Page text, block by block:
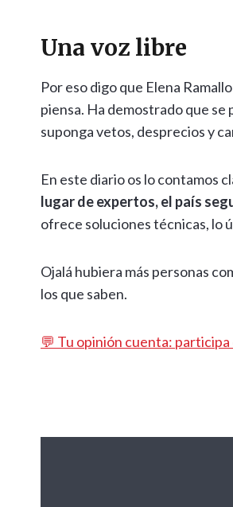
Una voz libre
Por eso digo que Elena
piensa. Ha demostrado que se
suponga vetos, desprecios y
En este diario os lo contamos
lugar de expertos, el país
ofrece soluciones técnicas, lo
Ojalá hubiera más personas
los que saben.
💬 Tu opinión cuenta: